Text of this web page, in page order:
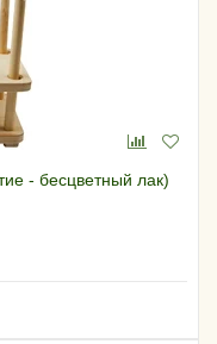
- бесцветный лак)